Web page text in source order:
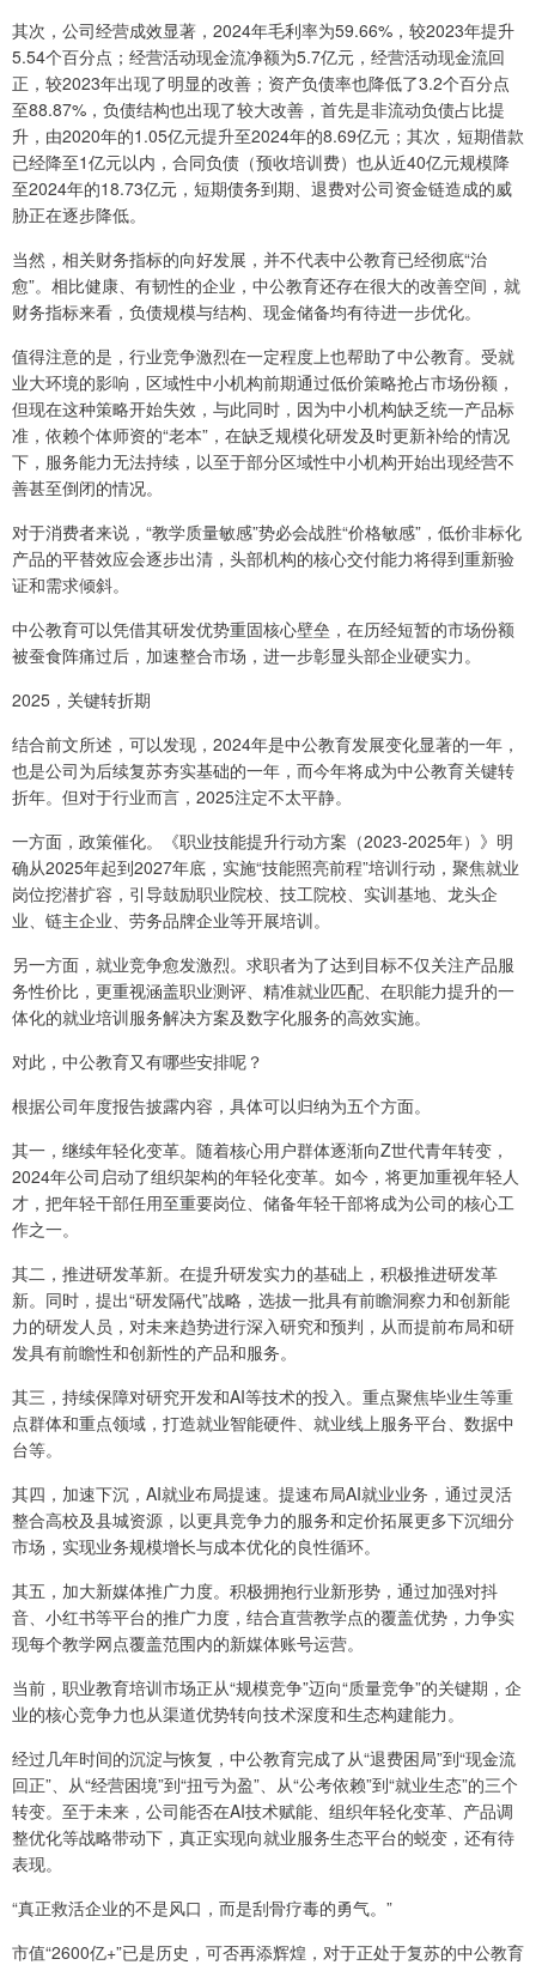
其次，公司经营成效显著，2024年毛利率为59.66%，较2023年提升
5.54个百分点；经营活动现金流净额为5.7亿元，经营活动现金流回
正，较2023年出现了明显的改善；资产负债率也降低了3.2个百分点
至88.87%，负债结构也出现了较大改善，首先是非流动负债占比提
升，由2020年的1.05亿元提升至2024年的8.69亿元；其次，短期借款
已经降至1亿元以内，合同负债（预收培训费）也从近40亿元规模降
至2024年的18.73亿元，短期债务到期、退费对公司资金链造成的威
胁正在逐步降低。
当然，相关财务指标的向好发展，并不代表中公教育已经彻底“治
愈”。相比健康、有韧性的企业，中公教育还存在很大的改善空间，就
财务指标来看，负债规模与结构、现金储备均有待进一步优化。
值得注意的是，行业竞争激烈在一定程度上也帮助了中公教育。受就
业大环境的影响，区域性中小机构前期通过低价策略抢占市场份额，
但现在这种策略开始失效，与此同时，因为中小机构缺乏统一产品标
准，依赖个体师资的“老本”，在缺乏规模化研发及时更新补给的情况
下，服务能力无法持续，以至于部分区域性中小机构开始出现经营不
善甚至倒闭的情况。
对于消费者来说，“教学质量敏感”势必会战胜“价格敏感”，低价非标化
产品的平替效应会逐步出清，头部机构的核心交付能力将得到重新验
证和需求倾斜。
中公教育可以凭借其研发优势重固核心壁垒，在历经短暂的市场份额
被蚕食阵痛过后，加速整合市场，进一步彰显头部企业硬实力。
2025，关键转折期
结合前文所述，可以发现，2024年是中公教育发展变化显著的一年，
也是公司为后续复苏夯实基础的一年，而今年将成为中公教育关键转
折年。但对于行业而言，2025注定不太平静。
一方面，政策催化。《职业技能提升行动方案（2023-2025年）》明
确从2025年起到2027年底，实施“技能照亮前程”培训行动，聚焦就业
岗位挖潜扩容，引导鼓励职业院校、技工院校、实训基地、龙头企
业、链主企业、劳务品牌企业等开展培训。
另一方面，就业竞争愈发激烈。求职者为了达到目标不仅关注产品服
务性价比，更重视涵盖职业测评、精准就业匹配、在职能力提升的一
体化的就业培训服务解决方案及数字化服务的高效实施。
对此，中公教育又有哪些安排呢？
根据公司年度报告披露内容，具体可以归纳为五个方面。
其一，继续年轻化变革。随着核心用户群体逐渐向Z世代青年转变，
2024年公司启动了组织架构的年轻化变革。如今，将更加重视年轻人
才，把年轻干部任用至重要岗位、储备年轻干部将成为公司的核心工
作之一。
其二，推进研发革新。在提升研发实力的基础上，积极推进研发革
新。同时，提出“研发隔代”战略，选拔一批具有前瞻洞察力和创新能
力的研发人员，对未来趋势进行深入研究和预判，从而提前布局和研
发具有前瞻性和创新性的产品和服务。
其三，持续保障对研究开发和AI等技术的投入。重点聚焦毕业生等重
点群体和重点领域，打造就业智能硬件、就业线上服务平台、数据中
台等。
其四，加速下沉，AI就业布局提速。提速布局AI就业业务，通过灵活
整合高校及县城资源，以更具竞争力的服务和定价拓展更多下沉细分
市场，实现业务规模增长与成本优化的良性循环。
其五，加大新媒体推广力度。积极拥抱行业新形势，通过加强对抖
音、小红书等平台的推广力度，结合直营教学点的覆盖优势，力争实
现每个教学网点覆盖范围内的新媒体账号运营。
当前，职业教育培训市场正从“规模竞争”迈向“质量竞争”的关键期，企
业的核心竞争力也从渠道优势转向技术深度和生态构建能力。
经过几年时间的沉淀与恢复，中公教育完成了从“退费困局”到“现金流
回正”、从“经营困境”到“扭亏为盈”、从“公考依赖”到“就业生态”的三个
转变。至于未来，公司能否在AI技术赋能、组织年轻化变革、产品调
整优化等战略带动下，真正实现向就业服务生态平台的蜕变，还有待
表现。
“真正救活企业的不是风口，而是刮骨疗毒的勇气。”
市值“2600亿+”已是历史，可否再添辉煌，对于正处于复苏的中公教育